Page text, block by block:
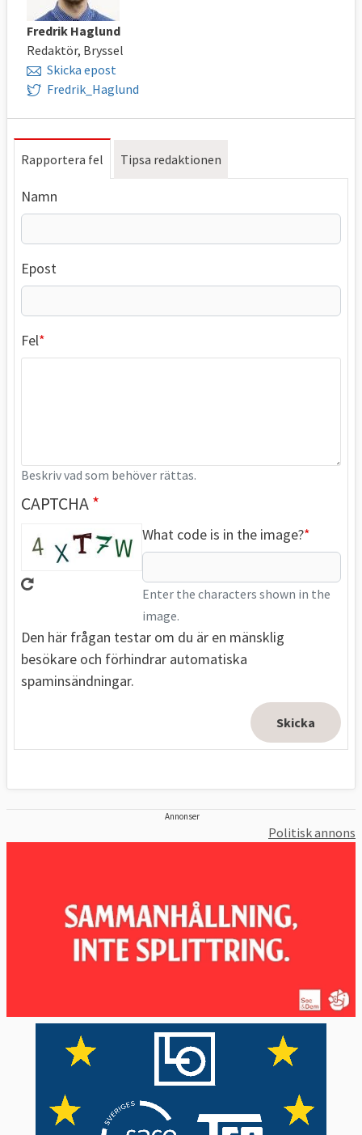
Fredrik Haglund
Redaktör, Bryssel
Skicka epost
Fredrik_Haglund
Rapportera fel Tipsa redaktionen
Namn
Epost
Fel
Beskriv vad som behöver rättas.
CAPTCHA
What code is in the image?
Enter the characters shown in the
image.
Den här frågan testar om du är en mänsklig
besökare och förhindrar automatiska
spaminsändningar.
Annonser
Politisk annons